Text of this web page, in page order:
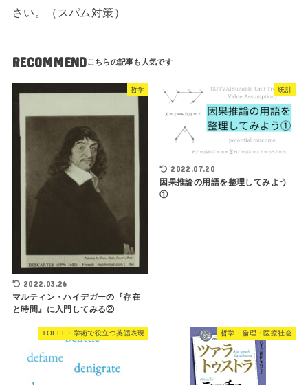
さい。（スパム対策）
RECOMMEND
哲学
2022.03.26
マルティン・ハイデガーの『存在
と時間』に入門してみる②
統計
2022.07.20
因果推論の用語を整理してみよう
①
TOEFL・学術で役立つ英語表現 哲学・倫理・医療社会